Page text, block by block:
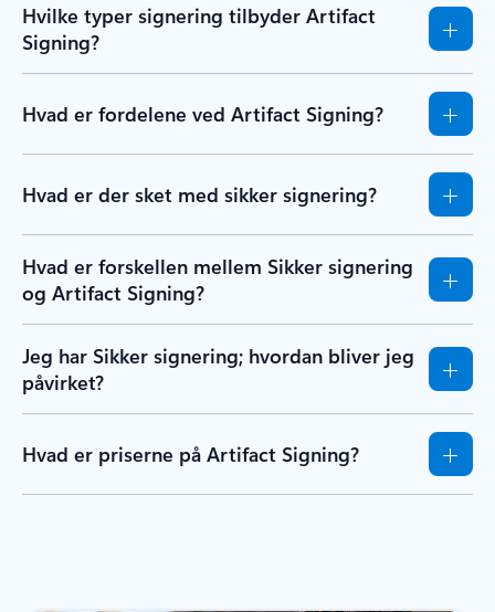
Hvilke typer signering tilbyder Artifact
Signing?
Hvad er fordelene ved Artifact Signing?
Hvad er der sket med sikker signering?
Hvad er forskellen mellem Sikker signering
og Artifact Signing?
Jeg har Sikker signering; hvordan bliver jeg
påvirket?
Hvad er priserne på Artifact Signing?